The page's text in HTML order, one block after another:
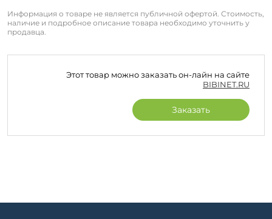
Информация о товаре не является публичной офертой. Стоимость,
наличие и подробное описание товара необходимо уточнить у
продавца.
Этот товар можно заказать он-лайн на сайте
BIBINET.RU
Заказать